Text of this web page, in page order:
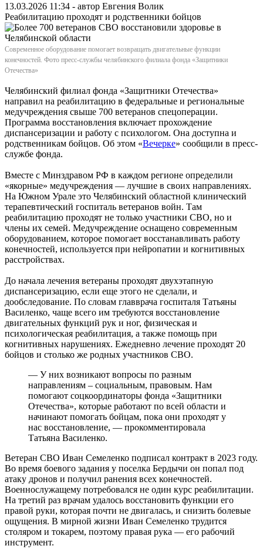
13.03.2026 11:34 - автор Евгения Волик
Реабилитацию проходят и родственники бойцов
Современное оборудование помогает возвращать двигательные функции
конечностей. Фото пресс-службы челябинского филиала фонда «Защитники
Отечества»
Челябинский филиал фонда «Защитники Отечества»
направил на реабилитацию в федеральные и региональные
медучреждения свыше 700 ветеранов спецоперации.
Программа восстановления включает прохождение
диспансеризации и работу с психологом. Она доступна и
родственникам бойцов. Об этом «Вечерке» сообщили в пресс-
службе фонда.
Вместе с Минздравом РФ в каждом регионе определили
«якорные» медучреждения — лучшие в своих направлениях.
На Южном Урале это Челябинский областной клинический
терапевтический госпиталь ветеранов войн. Там
реабилитацию проходят не только участники СВО, но и
члены их семей. Медучреждение оснащено современным
оборудованием, которое помогает восстанавливать работу
конечностей, используется при нейропатии и когнитивных
расстройствах.
До начала лечения ветераны проходят двухэтапную
диспансеризацию, если еще этого не сделали, и
дообследование. По словам главврача госпиталя Татьяны
Василенко, чаще всего им требуются восстановление
двигательных функций рук и ног, физическая и
психологическая реабилитация, а также помощь при
когнитивных нарушениях. Ежедневно лечение проходят 20
бойцов и столько же родных участников СВО.
— У них возникают вопросы по разным
направлениям – социальным, правовым. Нам
помогают соцкоординаторы фонда «Защитники
Отечества», которые работают по всей области и
начинают помогать бойцам, пока они проходят у
нас восстановление, — прокомментировала
Татьяна Василенко.
Ветеран СВО Иван Семеленко подписал контракт в 2023 году.
Во время боевого задания у поселка Бердычи он попал под
атаку дронов и получил ранения всех конечностей.
Военнослужащему потребовался не один курс реабилитации.
На третий раз врачам удалось восстановить функции его
правой руки, которая почти не двигалась, и снизить болевые
ощущения. В мирной жизни Иван Семеленко трудится
столяром и токарем, поэтому правая рука — его рабочий
инструмент.